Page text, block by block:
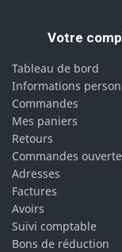
Votre
Tableau de bord
Informations
Commandes
Mes paniers
Retours
Commandes
Adresses
Factures
Avoirs
Suivi comptable
Bons de réduction